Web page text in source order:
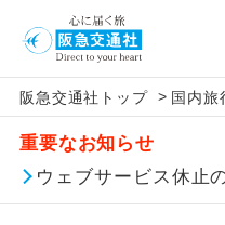
阪急交通社トップ > 国内旅
重要なお知らせ
ウェブサービス休止
【国内旅客施設使用料
旅行代金に国内旅客
りません。別途お支
羽田空港往復：大人
900円
アイコン
添乗員同行
往路
（駅